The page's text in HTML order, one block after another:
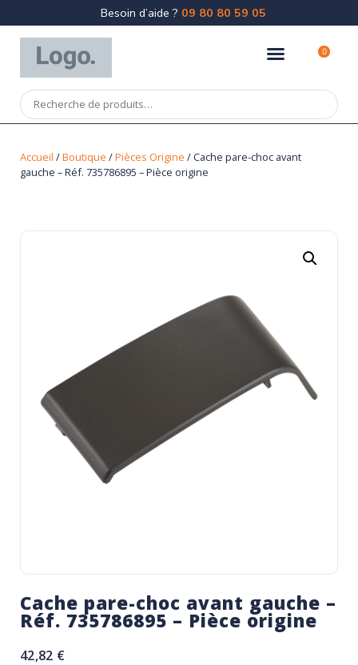
Besoin d’aide ? 09 80 80 59 05
0
Accueil /Boutique /Pièces Origine / Cache pare-choc avant
gauche – Réf. 735786895 – Pièce origine
Cache pare-choc avant gauche –
Réf. 735786895 – Pièce origine
42,82 €